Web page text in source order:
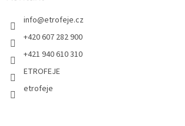
info@etrofeje.cz
+420 607 282 900
+421 940 610 310
ETROFEJE
etrofeje